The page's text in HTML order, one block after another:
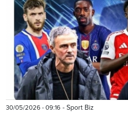
30/05/2026 - 09:16 - Sport Biz